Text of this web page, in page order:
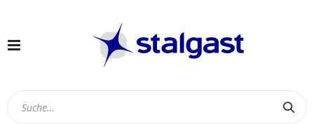
Navigation